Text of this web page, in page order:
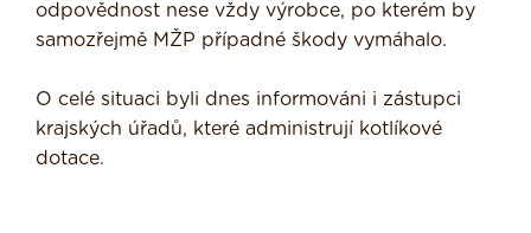
odpovědnost nese vždy výrobce, po kterém by
samozřejmě MŽP případné škody vymáhalo.
O celé situaci byli dnes informováni i zástupci
krajských úřadů, které administrují kotlíkové
dotace.